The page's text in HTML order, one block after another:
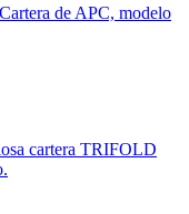
Cartera de APC, modelo
cartera TRIFOLD